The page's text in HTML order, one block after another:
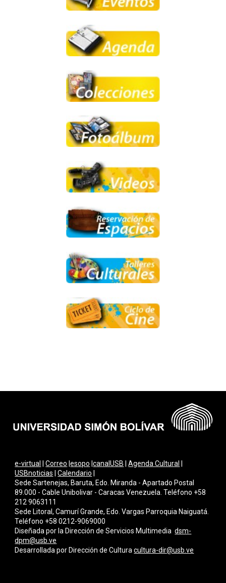
e-virtual |Correo |esopo |canalUSB |Agenda Cultural
USBnoticias |Calendario
Sede Sartenejas, Baruta, Edo. Miranda - Apartado Postal
89.000 - Cable Unibolivar - Caracas Venezuela. Teléfono +58
212 9063111
Sede Litoral, Camurí Grande, Edo. Vargas Parroquia Naiguatá.
Teléfono +58 0212-9069000
Diseñada por la Dirección de Servicios Multimediadsm-
dpm@usb.ve
Desarrollada por Dirección de Cultura cultura-dir@usb.ve